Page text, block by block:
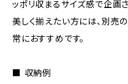
ッポリ収まるサイズ感で企画
美しく揃えたい方には、別売
常におすすめです。
■ 収納例